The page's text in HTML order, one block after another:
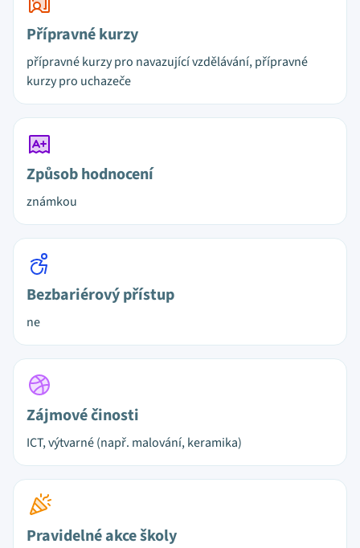
Přípravné kurzy
přípravné kurzy pro navazující vzdělávání, přípravné
kurzy pro uchazeče
Způsob hodnocení
známkou
Bezbariérový přístup
ne
Zájmové činosti
ICT, výtvarné (např. malování, keramika)
Pravidelné akce školy